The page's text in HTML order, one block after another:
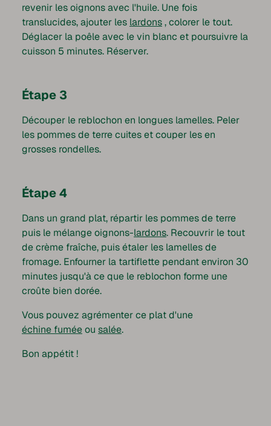
revenir les oignons avec l'huile. Une fois
translucides, ajouter les lardons, colorer le tout.
Déglacer la poêle avec le vin blanc et poursuivre la
cuisson 5 minutes. Réserver.
Étape 3
Découper le reblochon en longues lamelles. Peler
les pommes de terre cuites et couper les en
grosses rondelles.
Étape 4
Dans un grand plat, répartir les pommes de terre
puis le mélange oignons-lardons. Recouvrir le tout
de crème fraîche, puis étaler les lamelles de
fromage. Enfourner la tartiflette pendant environ 30
minutes jusqu'à ce que le reblochon forme une
croûte bien dorée.
Vous pouvez agrémenter ce plat d'une
échine fuméeou salée.
Bon appétit !